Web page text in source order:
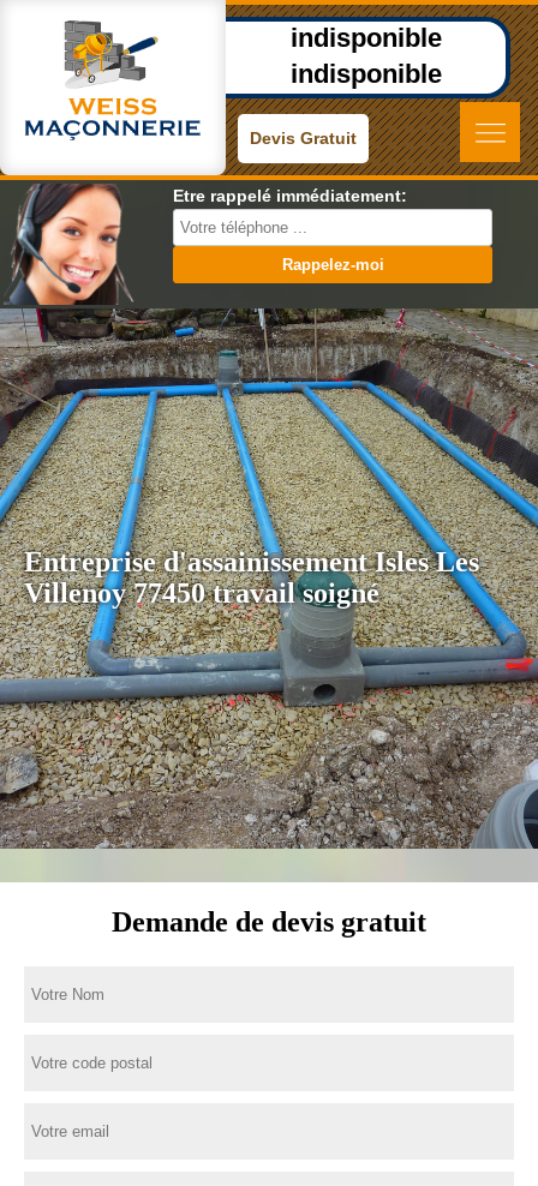
indisponible
indisponible
Devis Gratuit
Etre rappelé immédiatement:
Entreprise d'assainissement Isles Les
Villenoy 77450 travail soigné
Demande de devis gratuit